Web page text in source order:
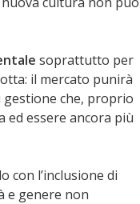
soprattutto per
il mercato punirà
che, proprio
essere ancora più
con l’inclusione di
e genere non